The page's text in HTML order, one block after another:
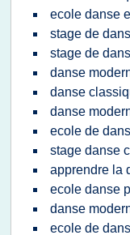
ecole danse
stage de
stage de
danse
danse
danse
ecole de
stage danse
apprendre la
ecole danse
danse
ecole de